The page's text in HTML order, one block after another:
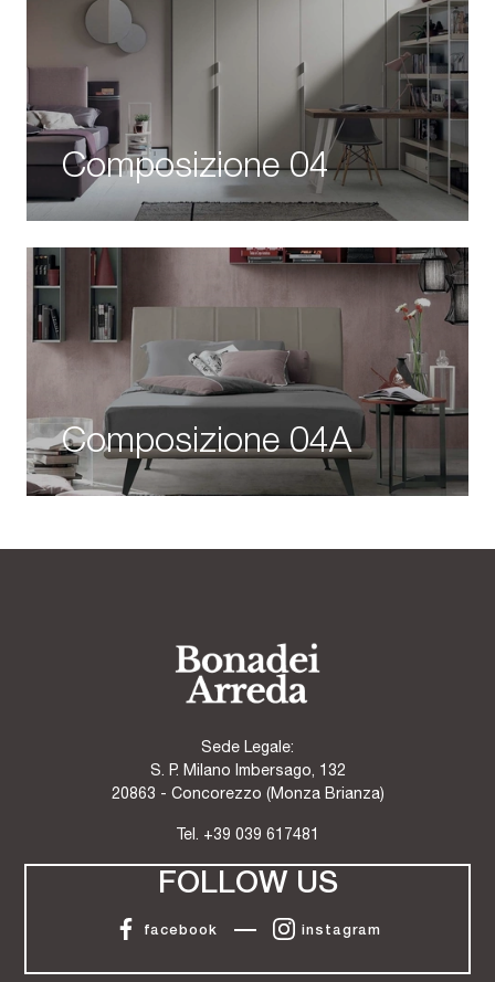
Composizione 04
Composizione 04A
Sede Legale:
S. P. Milano Imbersago, 132
20863 - Concorezzo (Monza Brianza)
Tel. +39 039 617481
FOLLOW US
facebook instagram